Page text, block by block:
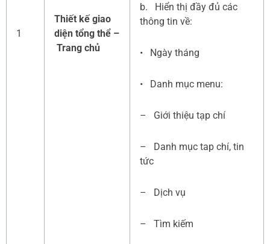
1
Thiết kế giao
diện tổng thể –
Trang chủ
b. Hiển thị đầy đủ các
thông tin về:
• Ngày tháng
• Danh mục menu:
– Giới thiệu tạp chí
– Danh mục tap chí, tin
tức
– Dịch vụ
– Tìm kiếm